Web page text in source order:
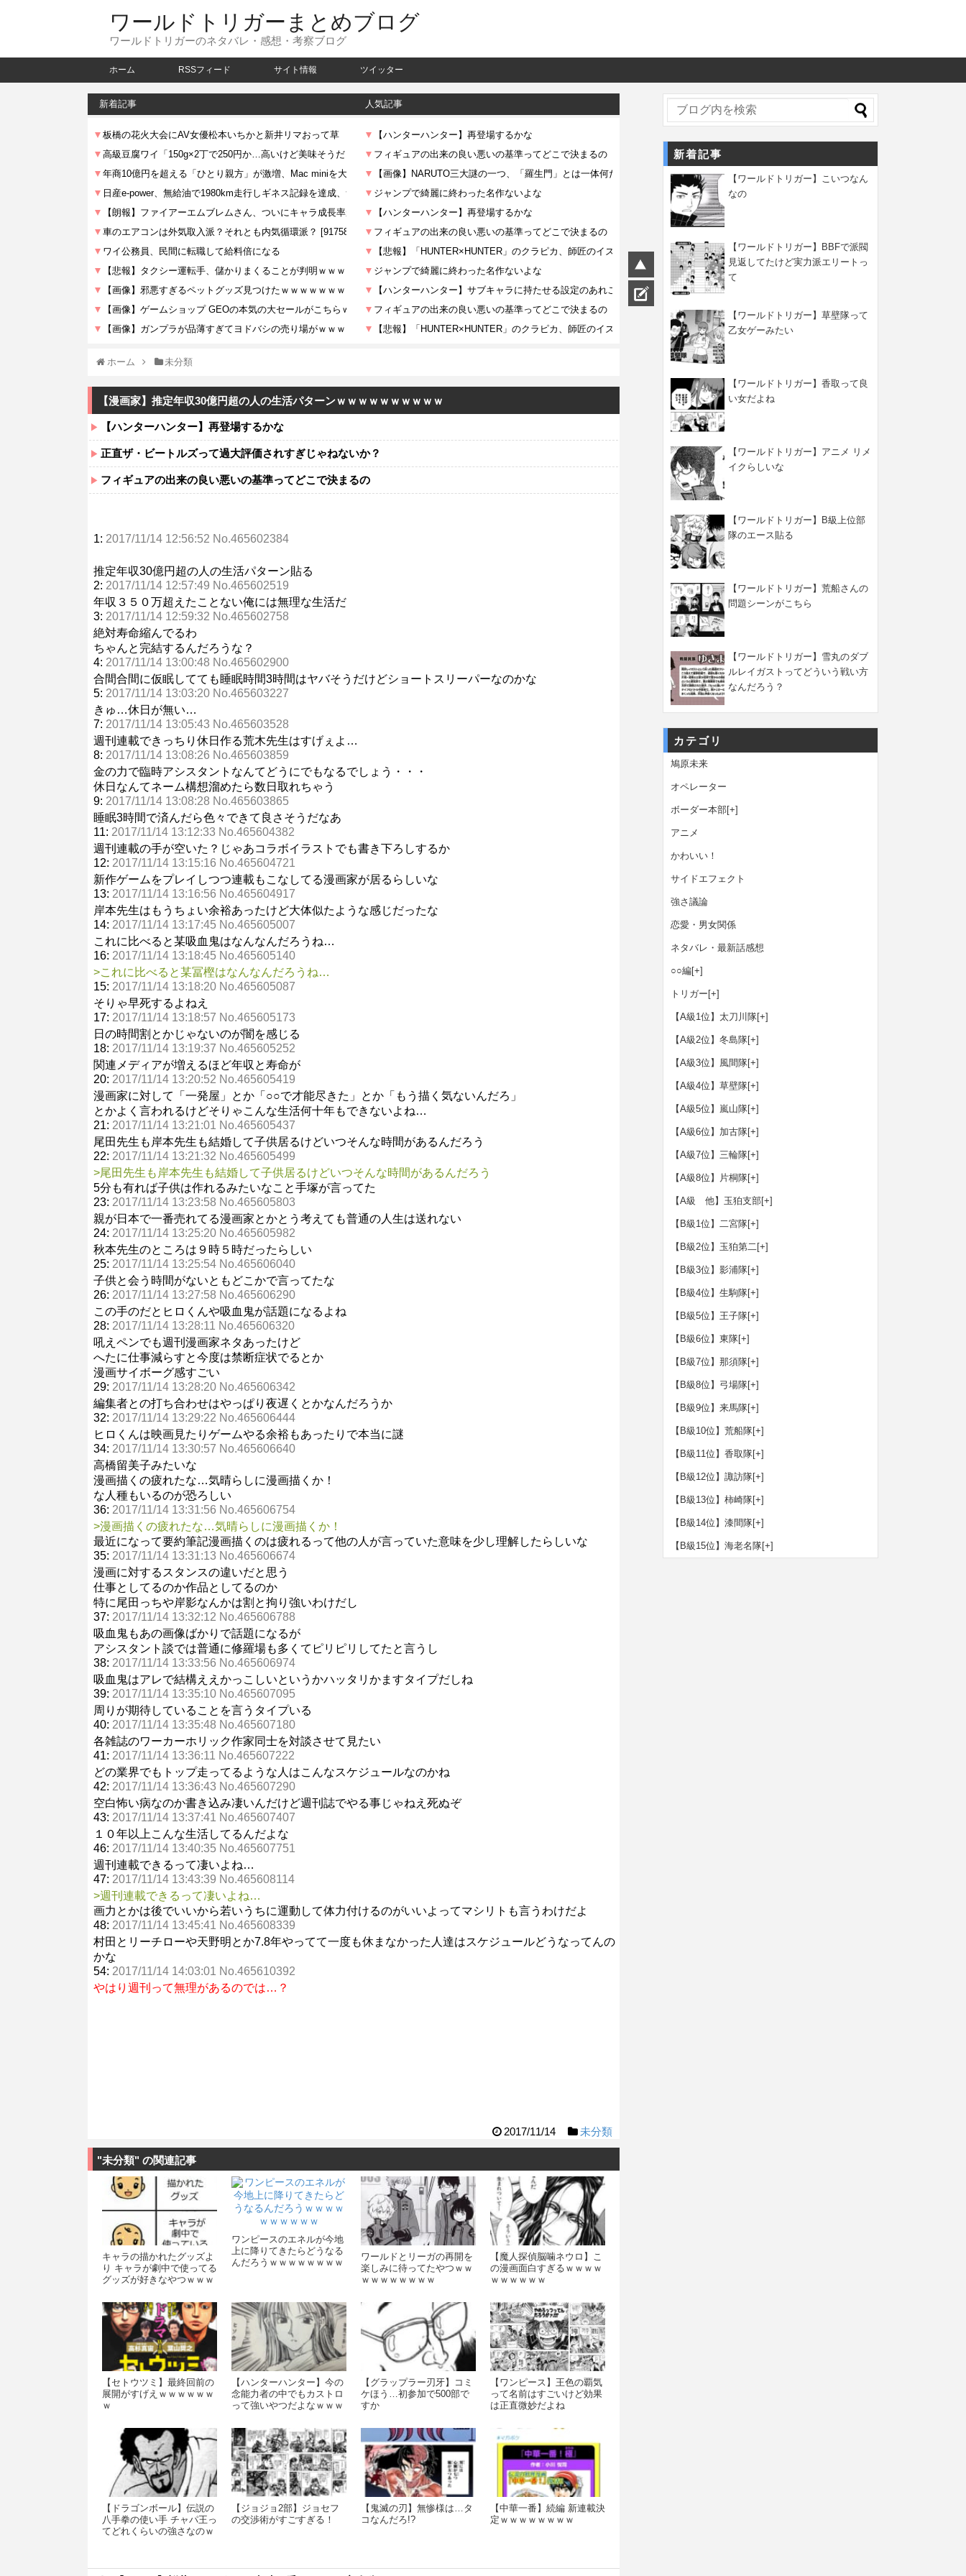
ワールドトリガーまとめブログ
ワールドトリガーのネタバレ・感想・考察ブログ
ホーム RSSフィード サイト情報 ツイッター
新着記事 人気記事
ホーム 未分類
【漫画家】推定年収30億円超の人の生活パターンｗｗｗｗｗｗｗｗｗｗ
【ハンターハンター】再登場するかな
正直ザ・ビートルズって過大評価されすぎじゃねないか？
フィギュアの出来の良い悪いの基準ってどこで決まるの
1: 2017/11/14 12:56:52 No.465602384
推定年収30億円超の人の生活パターン貼る
2: 2017/11/14 12:57:49 No.465602519
年収３５０万超えたことない俺には無理な生活だ
3: 2017/11/14 12:59:32 No.465602758
絶対寿命縮んでるわ
ちゃんと完結するんだろうな？
4: 2017/11/14 13:00:48 No.465602900
合間合間に仮眠してても睡眠時間3時間はヤバそうだけどショートスリーパーなのかな
5: 2017/11/14 13:03:20 No.465603227
きゅ…休日が無い…
7: 2017/11/14 13:05:43 No.465603528
週刊連載できっちり休日作る荒木先生はすげぇよ…
8: 2017/11/14 13:08:26 No.465603859
金の力で臨時アシスタントなんてどうにでもなるでしょう・・・
休日なんてネーム構想溜めたら数日取れちゃう
9: 2017/11/14 13:08:28 No.465603865
睡眠3時間で済んだら色々できて良さそうだなあ
11: 2017/11/14 13:12:33 No.465604382
週刊連載の手が空いた？じゃあコラボイラストでも書き下ろしするか
12: 2017/11/14 13:15:16 No.465604721
新作ゲームをプレイしつつ連載もこなしてる漫画家が居るらしいな
13: 2017/11/14 13:16:56 No.465604917
岸本先生はもうちょい余裕あったけど大体似たような感じだったな
14: 2017/11/14 13:17:45 No.465605007
これに比べると某吸血鬼はなんなんだろうね…
16: 2017/11/14 13:18:45 No.465605140
>これに比べると某冨樫はなんなんだろうね…
15: 2017/11/14 13:18:20 No.465605087
そりゃ早死するよねえ
17: 2017/11/14 13:18:57 No.465605173
日の時間割とかじゃないのが闇を感じる
18: 2017/11/14 13:19:37 No.465605252
関連メディアが増えるほど年収と寿命が
20: 2017/11/14 13:20:52 No.465605419
漫画家に対して「一発屋」とか「○○で才能尽きた」とか「もう描く気ないんだろ」
とかよく言われるけどそりゃこんな生活何十年もできないよね…
21: 2017/11/14 13:21:01 No.465605437
尾田先生も岸本先生も結婚して子供居るけどいつそんな時間があるんだろう
22: 2017/11/14 13:21:32 No.465605499
>尾田先生も岸本先生も結婚して子供居るけどいつそんな時間があるんだろう
5分も有れば子供は作れるみたいなこと手塚が言ってた
23: 2017/11/14 13:23:58 No.465605803
親が日本で一番売れてる漫画家とかとう考えても普通の人生は送れない
24: 2017/11/14 13:25:20 No.465605982
秋本先生のところは９時５時だったらしい
25: 2017/11/14 13:25:54 No.465606040
子供と会う時間がないともどこかで言ってたな
26: 2017/11/14 13:27:58 No.465606290
この手のだとヒロくんや吸血鬼が話題になるよね
28: 2017/11/14 13:28:11 No.465606320
吼えペンでも週刊漫画家ネタあったけど
へたに仕事減らすと今度は禁断症状でるとか
漫画サイボーグ感すごい
29: 2017/11/14 13:28:20 No.465606342
編集者との打ち合わせはやっぱり夜遅くとかなんだろうか
32: 2017/11/14 13:29:22 No.465606444
ヒロくんは映画見たりゲームやる余裕もあったりで本当に謎
34: 2017/11/14 13:30:57 No.465606640
高橋留美子みたいな
漫画描くの疲れたな…気晴らしに漫画描くか！
な人種もいるのが恐ろしい
36: 2017/11/14 13:31:56 No.465606754
>漫画描くの疲れたな…気晴らしに漫画描くか！
最近になって要約筆記漫画描くのは疲れるって他の人が言っていた意味を少し理解したらしいな
35: 2017/11/14 13:31:13 No.465606674
漫画に対するスタンスの違いだと思う
仕事としてるのか作品としてるのか
特に尾田っちや岸影なんかは割と拘り強いわけだし
37: 2017/11/14 13:32:12 No.465606788
吸血鬼もあの画像ばかりで話題になるが
アシスタント談では普通に修羅場も多くてピリピリしてたと言うし
38: 2017/11/14 13:33:56 No.465606974
吸血鬼はアレで結構ええかっこしいというかハッタリかますタイプだしね
39: 2017/11/14 13:35:10 No.465607095
周りが期待していることを言うタイプいる
40: 2017/11/14 13:35:48 No.465607180
各雑誌のワーカーホリック作家同士を対談させて見たい
41: 2017/11/14 13:36:11 No.465607222
どの業界でもトップ走ってるような人はこんなスケジュールなのかね
42: 2017/11/14 13:36:43 No.465607290
空白怖い病なのか書き込み凄いんだけど週刊誌でやる事じゃねえ死ぬぞ
43: 2017/11/14 13:37:41 No.465607407
１０年以上こんな生活してるんだよな
46: 2017/11/14 13:40:35 No.465607751
週刊連載できるって凄いよね…
47: 2017/11/14 13:43:39 No.465608114
>週刊連載できるって凄いよね…
画力とかは後でいいから若いうちに運動して体力付けるのがいいよってマシリトも言うわけだよ
48: 2017/11/14 13:45:41 No.465608339
村田とリーチローや天野明とか7.8年やってて一度も休まなかった人達はスケジュールどうなってんの
かな
54: 2017/11/14 14:03:01 No.465610392
やはり週刊って無理があるのでは…？
2017/11/14 未分類
"未分類" の関連記事
キャラの描かれたグッズよ
り キャラが劇中で使ってる
グッズが好きなやつｗｗｗ
ワンピースのエネルが今地
上に降りてきたらどうなる
んだろうｗｗｗｗｗｗｗｗ
ワールドとリーガの再開を
楽しみに待ってたやつｗｗ
ｗｗｗｗｗｗｗｗ
【魔人探偵脳噛ネウロ】こ
の漫画面白すぎるｗｗｗｗ
ｗｗｗｗｗｗ
【セトウツミ】最終回前の
展開がすげえｗｗｗｗｗｗ
ｗ
【ハンターハンター】今の
念能力者の中でもカストロ
って強いやつだよなｗｗｗ
【グラップラー刃牙】コミ
ケほう…初参加で500部で
すか
【ワンピース】王色の覇気
って名前はすごいけど効果
は正直微妙だよね
【ドラゴンボール】伝説の
八手拳の使い手 チャパ王っ
てどれくらいの強さなのｗ
【ジョジョ2部】ジョセフ
の交渉術がすごすぎる！
【鬼滅の刃】無惨様は…タ
コなんだろ!?
【中華一番】続編 新連載決
定ｗｗｗｗｗｗｗｗ
新着記事
【ワールドトリガー】こいつなん
なの
【ワールドトリガー】BBFで派閥
見返してたけど実力派エリートっ
て
【ワールドトリガー】草壁隊って
乙女ゲーみたい
【ワールドトリガー】香取って良
い女だよね
【ワールドトリガー】アニメ リメ
イクらしいな
【ワールドトリガー】B級上位部
隊のエース貼る
【ワールドトリガー】荒船さんの
問題シーンがこちら
【ワールドトリガー】雪丸のダブ
ルレイガストってどういう戦い方
なんだろう？
カテゴリ
鳩原未来
オペレーター
ボーダー本部[+]
アニメ
かわいい！
サイドエフェクト
強さ議論
恋愛・男女関係
ネタバレ・最新話感想
○○編[+]
トリガー [+]
【A級1位】太刀川隊[+]
【A級2位】冬島隊[+]
【A級3位】風間隊[+]
【A級4位】草壁隊[+]
【A級5位】嵐山隊[+]
【A級6位】加古隊[+]
【A級7位】三輪隊[+]
【A級8位】片桐隊[+]
【A級 他】玉狛支部[+]
【B級1位】二宮隊[+]
【B級2位】玉狛第二[+]
【B級3位】影浦隊[+]
【B級4位】生駒隊[+]
【B級5位】王子隊[+]
【B級6位】東隊[+]
【B級7位】那須隊[+]
【B級8位】弓場隊[+]
【B級9位】来馬隊[+]
【B級10位】荒船隊[+]
【B級11位】香取隊[+]
【B級12位】諏訪隊[+]
【B級13位】柿崎隊[+]
【B級14位】漆間隊[+]
【B級15位】海老名隊[+]